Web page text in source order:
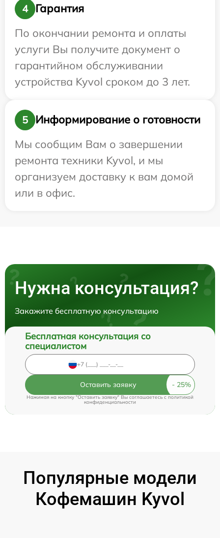
4
Гарантия
По окончании ремонта и оплаты
услуги Вы получите документ о
гарантийном обслуживании
устройства Kyvol сроком до 3 лет.
5
Информирование о готовности
Мы сообщим Вам о завершении
ремонта техники Kyvol, и мы
организуем доставку к вам домой
или в офис.
Нужна консультация?
Закажите бесплатную консультацию
Бесплатная консультация со
специалистом
Оставить заявку
Нажимая на кнопку "Оставить заявку" Вы соглашаетесь cполитикой
конфиденциальности
Популярные модели
Кофемашин Kyvol